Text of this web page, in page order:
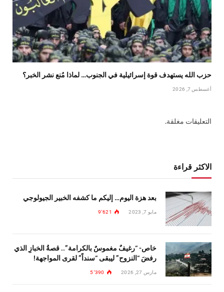
حزب الله يستهدف قوة إسرائيلية في الجنوب… لماذا مُنع نشر الخبر؟
أغسطس 7, 2026
التعليقات مغلقة.
الاكثر قراءة
بعد هزة اليوم… إليكم ما كشفه الخبير الجيولوجي
مايو 7, 2023 9٬621
خاص- “رغيفٌ مغموسٌ بالكرامة”.. قصةُ الخبازِ الذي
رفضَ “النزوح” ليبقى “سنداً” لقرى المواجهة!
مارس 27, 2026 5٬390